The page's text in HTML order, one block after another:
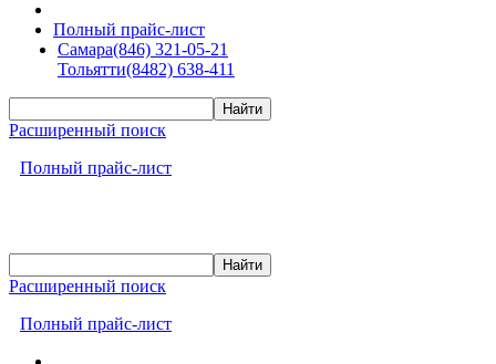
Полный прайс-лист
Самара(846) 321-05-21
Тольятти(8482) 638-411
Расширенный поиск
Полный прайс-лист
Расширенный поиск
Полный прайс-лист